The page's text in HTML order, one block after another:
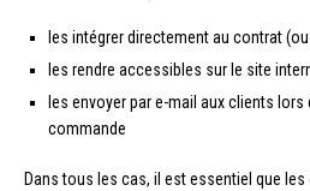
les intégrer directement au contrat
les rendre accessibles sur le site
les envoyer par e-mail aux clients
commande
Dans tous les cas, il est essentiel que